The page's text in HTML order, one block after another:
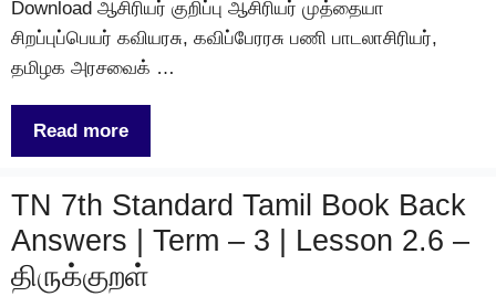
Download ஆசிரியர் குறிப்பு ஆசிரியர் முத்தையா
சிறப்புப்பெயர் கவியரசு, கவிப்பேரரசு பணி பாடலாசிரியர்,
தமிழக அரசவைக் …
Read more
TN 7th Standard Tamil Book Back
Answers | Term – 3 | Lesson 2.6 –
திருக்குறள்